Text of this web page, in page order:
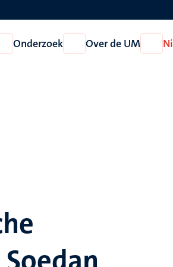
OpenOnderzoek
Open
Onderzoek
Over de UM
Open
Over